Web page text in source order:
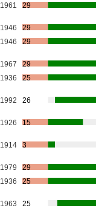
1961 29
1946
29
1946 29
1967
29
1936 25
1992 26
1926 15
1914 3
1979
29
1936 25
1963
25